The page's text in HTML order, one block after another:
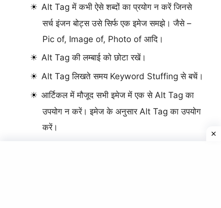
Alt Tag में कभी ऐसे शब्दों का प्रयोग न करें जिनसे
सर्च इंजन बोट्स उसे सिर्फ एक इमेज समझे। जैसे –
Pic of, Image of, Photo of आदि।
Alt Tag की लम्बाई को छोटा रखें।
Alt Tag लिखते समय Keyword Stuffing से बचें।
आर्टिकल में मौजूद सभी इमेज में एक से Alt Tag का
उपयोग न करें। इमेज के अनुसार Alt Tag का उपयोग
करें।